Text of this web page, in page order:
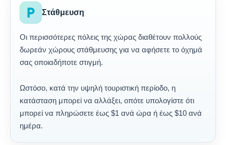
local_parking Στάθμευση
Οι περισσότερες πόλεις της χώρας διαθέτουν πολλούς
δωρεάν χώρους στάθμευσης για να αφήσετε το όχημά
σας οποιαδήποτε στιγμή.
Ωστόσο, κατά την υψηλή τουριστική περίοδο, η
κατάσταση μπορεί να αλλάξει, οπότε υπολογίστε ότι
μπορεί να πληρώσετε έως $1 ανά ώρα ή έως $10 ανά
ημέρα.